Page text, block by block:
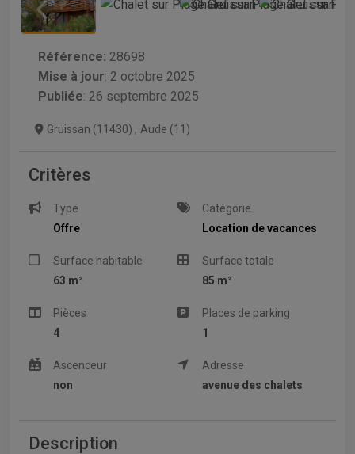
Référence: 28698
Mise à jour: 2 octobre 2025
Publiée: 26 septembre 2025
Gruissan (11430) , Aude (11)
Critères
Type
Offre
Catégorie
Location de vacances
Surface habitable
63 m²
Surface totale
85 m²
Pièces
4
Places de parking
1
Ascenceur
non
Adresse
avenue des chalets
Description